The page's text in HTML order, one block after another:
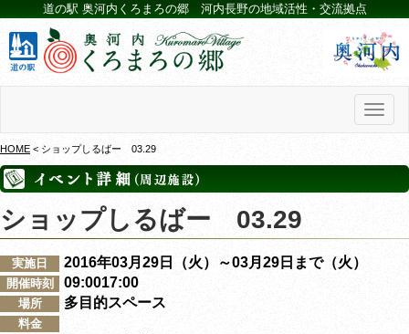
道の駅 奥河内くろまろの郷 河内長野の地域活性・交流拠点
HOME < ショップしるばー 03.29
ショップしるばー 03.29
実施日 2016年03月29日（火）～03月29日まで（火）
開催時刻 09:0017:00
場所 多目的スペース
料金